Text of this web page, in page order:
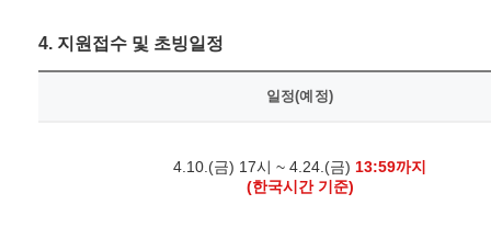
4. 지원접수 및 초빙일정
일정(예정)
4.10.(금) 17시 ~ 4.24.(금) 13:59까지
(한국시간 기준)